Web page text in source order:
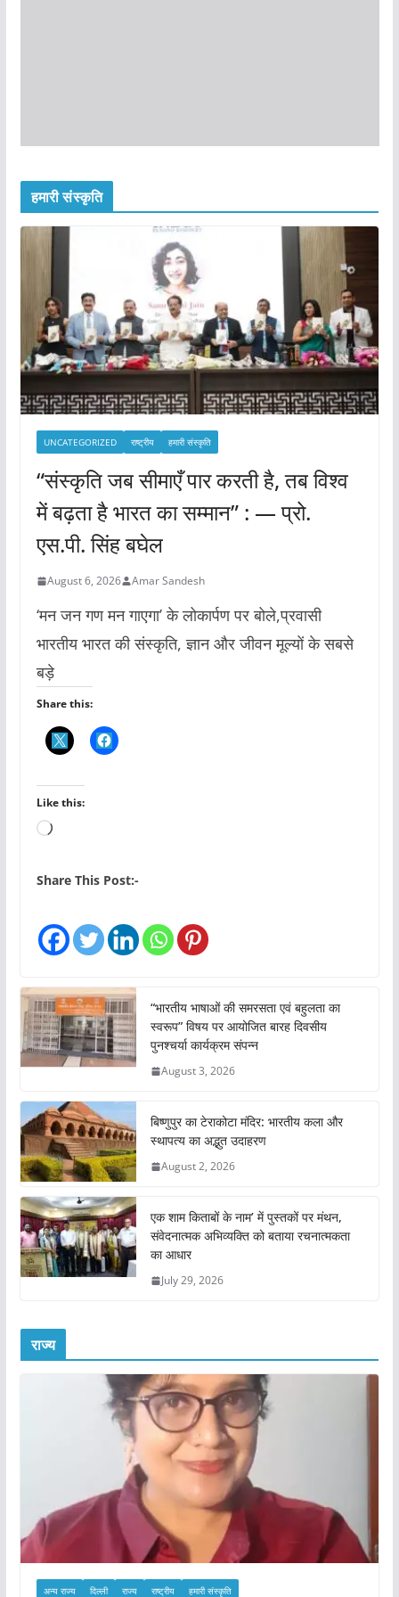
हमारी संस्कृति
UNCATEGORIZED राष्ट्रीय हमारी संस्कृति
“संस्कृति जब सीमाएँ पार करती है, तब विश्व
में बढ़ता है भारत का सम्मान” : — प्रो.
एस.पी. सिंह बघेल
August 6, 2026 Amar Sandesh
‘मन जन गण मन गाएगा’ के लोकार्पण पर बोले,प्रवासी
भारतीय भारत की संस्कृति, ज्ञान और जीवन मूल्यों के सबसे
बड़े
Share this:
Like this:
L
a
n
…
Share This Post:-
“भारतीय भाषाओं की समरसता एवं बहुलता का
स्वरूप” विषय पर आयोजित बारह दिवसीय
पुनश्चर्या कार्यक्रम संपन्न
August 3, 2026
बिष्णुपुर का टेराकोटा मंदिर: भारतीय कला और
स्थापत्य का अद्भुत उदाहरण
August 2, 2026
एक शाम किताबों के नाम’ में पुस्तकों पर मंथन,
संवेदनात्मक अभिव्यक्ति को बताया रचनात्मकता
का आधार
July 29, 2026
राज्य
अन्य राज्य दिल्ली राज्य राष्ट्रीय हमारी संस्कृति